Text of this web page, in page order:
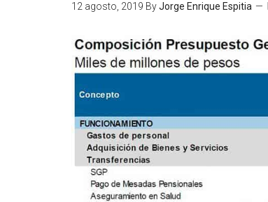
12 agosto, 2019 ByJorge Enrique Espitia